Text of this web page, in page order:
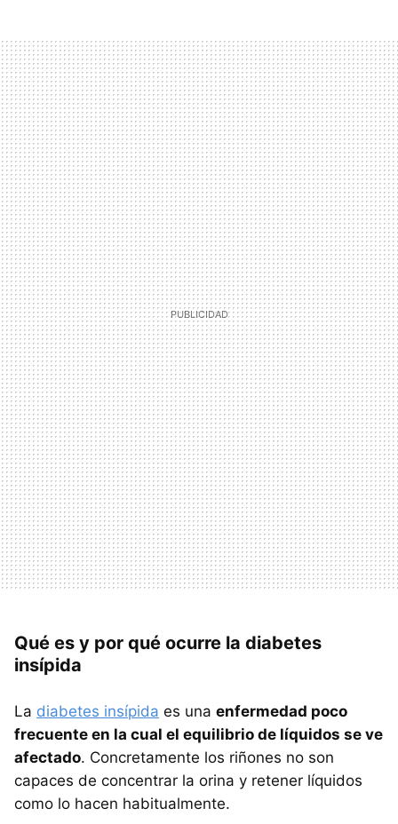
Qué es y por qué ocurre la diabetes
insípida
La diabetes insípida es una enfermedad poco
frecuente en la cual el equilibrio de líquidos se ve
afectado. Concretamente los riñones no son
capaces de concentrar la orina y retener líquidos
como lo hacen habitualmente.